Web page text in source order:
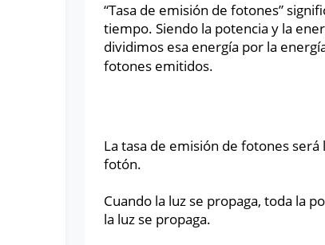
“Tasa de emisión de fotones”
tiempo. Siendo la potencia y la
dividimos esa energía por la
fotones emitidos.
La tasa de emisión de fotones
fotón.
Cuando la luz se propaga, toda la
la luz se propaga.